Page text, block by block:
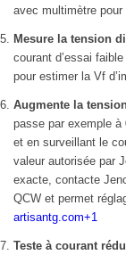
avec multimètre
Mesure la tension
courant d’essai
pour estimer la Vf
Augmente la
passe par exemple à
et en surveillant le
valeur autorisée par
exacte, contacte
QCW et permet
artisantg.com+1
Teste à courant